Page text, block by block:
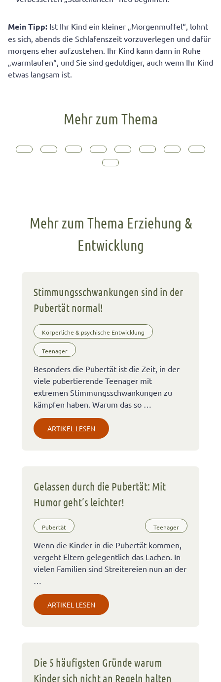
Mein Tipp: Ist Ihr Kind ein kleiner „Morgenmuffel“, lohnt
es sich, abends die Schlafenszeit vorzuverlegen und dafür
morgens eher aufzustehen. Ihr Kind kann dann in Ruhe
„warmlaufen“, und Sie sind geduldiger, auch wenn Ihr Kind
etwas langsam ist.
Mehr zum Thema
Mehr zum Thema Erziehung &
Entwicklung
Stimmungsschwankungen sind in der
Pubertät normal!
Körperliche & psychische Entwicklung
Teenager
Besonders die Pubertät ist die Zeit, in der
viele pubertierende Teenager mit
extremen Stimmungsschwankungen zu
kämpfen haben. Warum das so …
ARTIKEL LESEN
Gelassen durch die Pubertät: Mit
Humor geht’s leichter!
Pubertät Teenager
Wenn die Kinder in die Pubertät kommen,
vergeht Eltern gelegentlich das Lachen. In
vielen Familien sind Streitereien nun an der
…
ARTIKEL LESEN
Die 5 häufigsten Gründe warum
Kinder sich nicht an Regeln halten